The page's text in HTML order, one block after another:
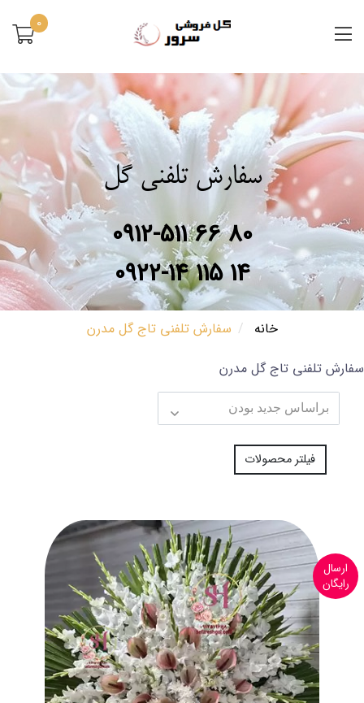
0
سفارش تلفنی گل
0912-511 66 80
0922-14 115 14
خانه
سفارش تلفنی تاج گل مدرن
سفارش تلفنی تاج گل مدرن
فیلتر محصولات
ارسال
رایگان